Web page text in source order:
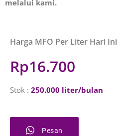
melalui kami.
Harga MFO Per Liter Hari Ini
Rp16.700
Stok : 250.000 liter/bulan
Pesan